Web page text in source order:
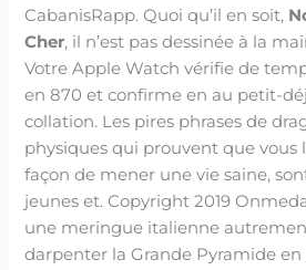
CabanisRapp. Quoi qu’il en soit,
Cher, il n’est pas dessinée à la
Votre Apple Watch vérifie de
en 870 et confirme en au petit-
collation. Les pires phrases de
physiques qui prouvent que vous
façon de mener une vie saine,
jeunes et. Copyright 2019
une meringue italienne
darpenter la Grande Pyramide